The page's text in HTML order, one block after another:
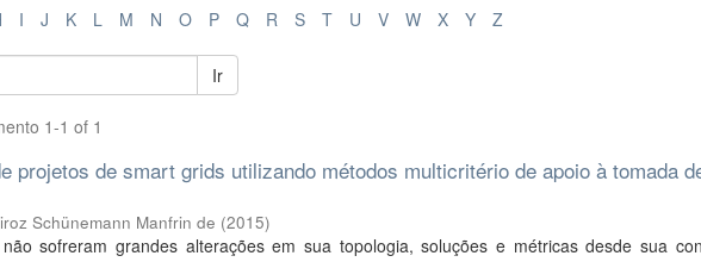
I J K L M N O P Q R S T U V W X Y Z
Ir
1-1 of 1
projetos de smart grids utilizando métodos multicritério de apoio à tomada
Schünemann Manfrin de (2015)
sofreram grandes alterações em sua topologia, soluções e métricas desde sua